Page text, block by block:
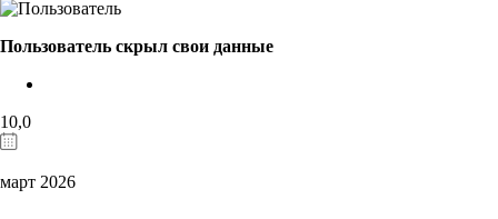
Пользователь скрыл свои данные
10,0
март 2026